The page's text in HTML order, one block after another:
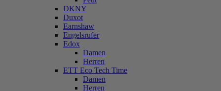
DKNY
Duxot
Earnshaw
Engelsrufer
Edox
Damen
Herren
ETT Eco Tech Time
Damen
Herren